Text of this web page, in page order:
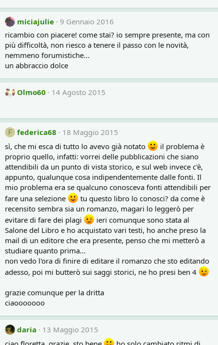
miciajulie
9 Gennaio 2016
ricambio con piacere! come stai? io sempre presente, ma con
più difficoltà, non riesco a tenere il passo con le novità,
nemmeno forumistiche...
un abbraccio dolce
Olmo60 14 Agosto 2015
F federica68
18 Maggio 2015
sì, che mi esca di tutto lo avevo già notato
il problema è
proprio quello, infatti: vorrei delle pubblicazioni che siano
attendibili da un punto di vista storico, e sul web invece c'è,
appunto, qualunque cosa indipendentemente dalle fonti. Il
mio problema era se qualcuno conosceva fonti attendibili per
fare una selezione
tu questo libro lo conosci? da come è
recensito sembra sia un romanzo, magari lo leggerò per
evitare di fare dei plagi
ieri comunque sono stata al
Salone del Libro e ho acquistato vari testi, ho anche preso la
mail di un editore che era presente, penso che mi metterò a
studiare quanto prima...
non vedo l'ora di finire di editare il romanzo che sto editando
adesso, poi mi butterò sui saggi storici, ne ho presi ben 4
grazie comunque per la dritta
ciaooooooo
daria
13 Maggio 2015